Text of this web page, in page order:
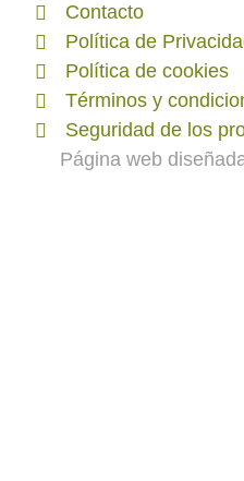
Contacto
Política de
Política de cookies
Términos y
Seguridad de los
Página web